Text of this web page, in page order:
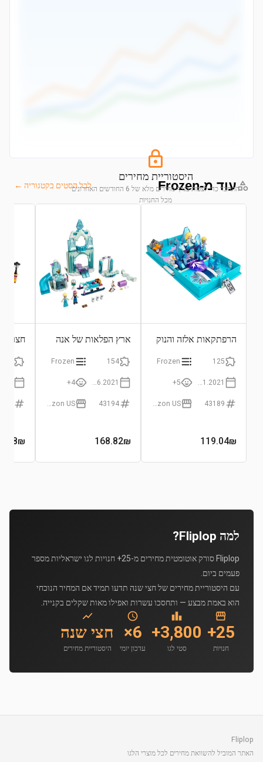
היסטוריית מחירים
התחבר כדי לצפות בגרף מחירים מלא של 6 החודשים האחרונים
מכל החנויות
עוד מ-Frozen לכל הסטים בקטגוריה ←
הרפתקאות אלזה והנוק
125
Frozen
5+
43189
119.04₪
ארץ הפלאות של אנה
154
Frozen
4+
43194
168.82₪
חצר
₪
למה Fliplop?
Fliplop סורק אוטומטית מחירים מ-25+ חנויות לגו ישראליות מספר
פעמים ביום.
עם היסטוריית מחירים של חצי שנה תדעו תמיד אם המחיר הנוכחי
הוא באמת מבצע — ותחסכו עשרות ואפילו מאות שקלים בקנייה.
25+
חנויות
3,800+
סטי לגו
6×
עדכון יומי
חצי שנה
היסטוריית מחירים
Fliplop
האתר המוביל להשוואת מחירים לכל מוצרי הלגו